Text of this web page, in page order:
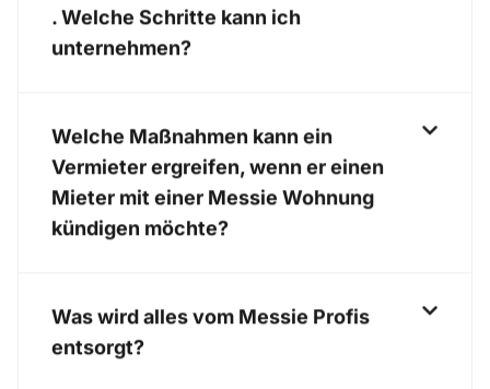
. Welche Schritte kann ich
unternehmen?
Welche Maßnahmen kann ein
Vermieter ergreifen, wenn er einen
Mieter mit einer Messie Wohnung
kündigen möchte?
Was wird alles vom Messie Profis
entsorgt?